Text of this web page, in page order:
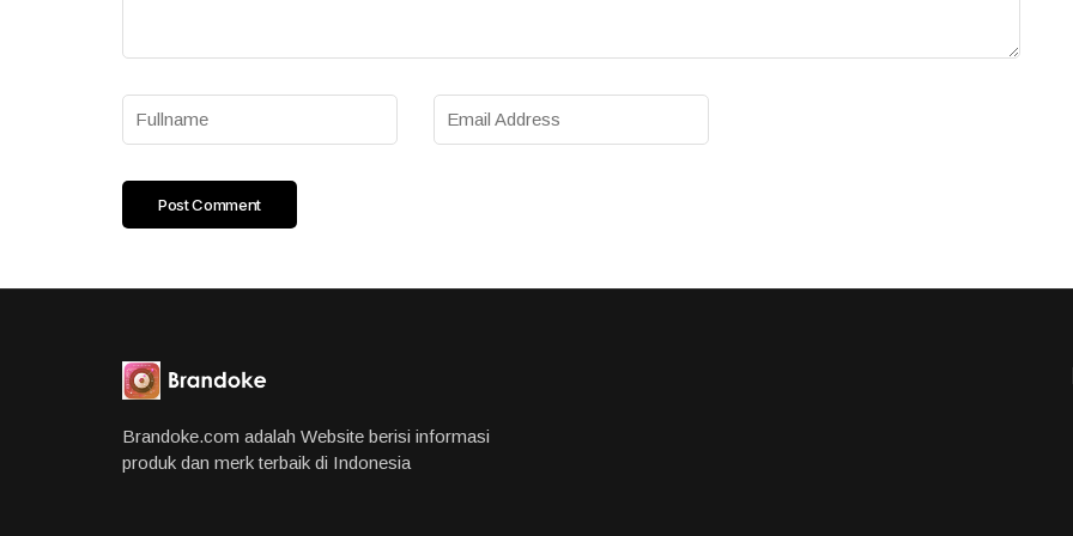
Brandoke.com adalah Website berisi informasi
produk dan merk terbaik di Indonesia